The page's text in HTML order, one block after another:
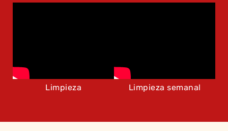
Limpieza Limpieza semanal